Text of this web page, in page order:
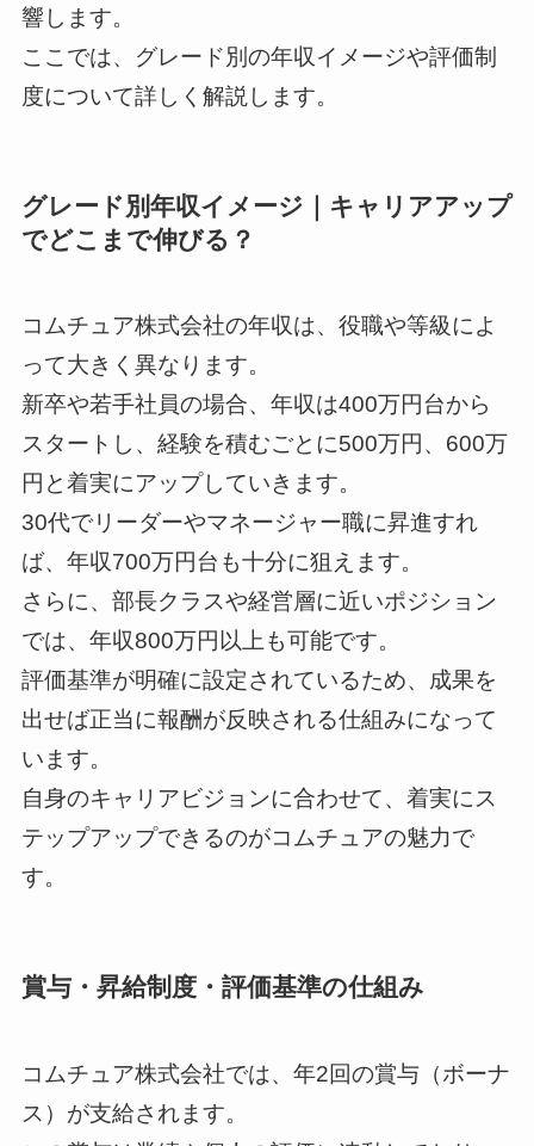
響します。
ここでは、グレード別の年収イメージや評価制
度について詳しく解説します。
グレード別年収イメージ｜キャリアアップ
でどこまで伸びる？
コムチュア株式会社の年収は、役職や等級によ
って大きく異なります。
新卒や若手社員の場合、年収は400万円台から
スタートし、経験を積むごとに500万円、600万
円と着実にアップしていきます。
30代でリーダーやマネージャー職に昇進すれ
ば、年収700万円台も十分に狙えます。
さらに、部長クラスや経営層に近いポジション
では、年収800万円以上も可能です。
評価基準が明確に設定されているため、成果を
出せば正当に報酬が反映される仕組みになって
います。
自身のキャリアビジョンに合わせて、着実にス
テップアップできるのがコムチュアの魅力で
す。
賞与・昇給制度・評価基準の仕組み
コムチュア株式会社では、年2回の賞与（ボーナ
ス）が支給されます。